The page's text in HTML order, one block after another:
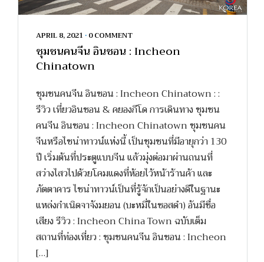
APRIL 8, 2021 • 0 COMMENT
ชุมชนคนจีน อินชอน : Incheon
Chinatown
ชุมชนคนจีน อินชอน : Incheon Chinatown : :
รีวิว เที่ยวอินชอน & คยองกีโด การเดินทาง ชุมชน
คนจีน อินชอน : Incheon Chinatown ชุมชนคน
จีนหรือไชน่าทาวน์แห่งนี้ เป็นชุมชนที่มีอายุกว่า 130
ปี เริ่มต้นที่ประตูแบบจีน แล้วมุ่งต่อมาผ่านถนนที่
สว่างไสวไปด้วยโคมแดงที่ห้อยไว้หน้าร้านค้า และ
ภัตตาคาร ไชน่าทาวน์เป็นที่รู้จักเป็นอย่างดีในฐานะ
แหล่งกำเนิดจาจังมยอน (บะหมี่ในซอสดำ) อันมีชื่อ
เสียง รีวิว : Incheon China Town ฉบับเต็ม
สถานที่ท่องเที่ยว : ชุมชนคนจีน อินชอน : Incheon
[…]